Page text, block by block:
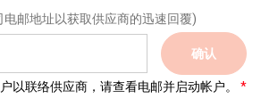
电邮地址以获取供应商的迅速回覆)
确认
以联络供应商，请查看电邮并启动帐户。